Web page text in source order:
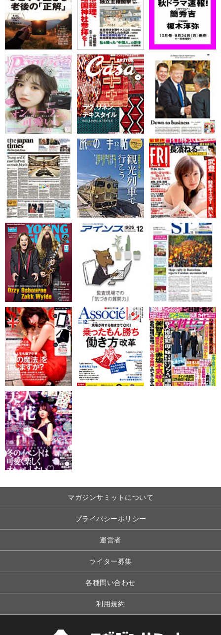
マガジンサミットについて
プライバシーポリシー
運営者
ライター募集
各種問い合わせ
利用規約